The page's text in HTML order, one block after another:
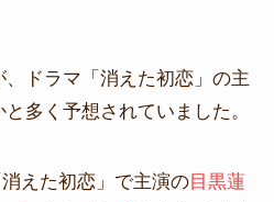
ドラマ「消えた初恋」の主
多く予想されていました。
えた初恋」で主演の目黒蓮